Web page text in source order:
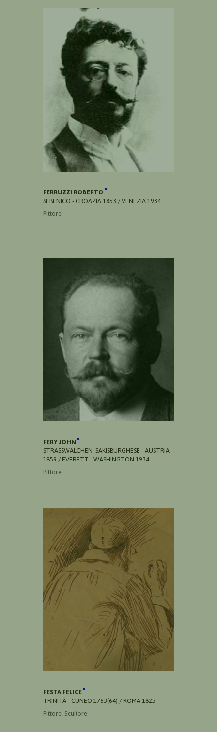
FERRUZZI ROBERTO
SEBENICO - CROAZIA 1853 / VENEZIA 1934
Pittore
FERY JOHN
STRASSWALCHEN, SAKISBURGHESE - AUSTRIA 1
859 / EVERETT - WASHINGTON 1934
Pittore
FESTA FELICE
TRINITÀ - CUNEO 1763(64) / ROMA 1825
Pittore, Scultore